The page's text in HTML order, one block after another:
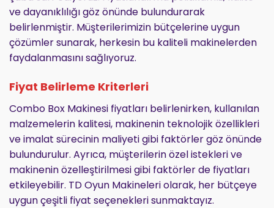
ve dayanıklılığı göz önünde bulundurarak
belirlenmiştir. Müşterilerimizin bütçelerine uygun
çözümler sunarak, herkesin bu kaliteli makinelerden
faydalanmasını sağlıyoruz.
Fiyat Belirleme Kriterleri
Combo Box Makinesi fiyatları belirlenirken, kullanılan
malzemelerin kalitesi, makinenin teknolojik özellikleri
ve imalat sürecinin maliyeti gibi faktörler göz önünde
bulundurulur. Ayrıca, müşterilerin özel istekleri ve
makinenin özelleştirilmesi gibi faktörler de fiyatları
etkileyebilir. TD Oyun Makineleri olarak, her bütçeye
uygun çeşitli fiyat seçenekleri sunmaktayız.